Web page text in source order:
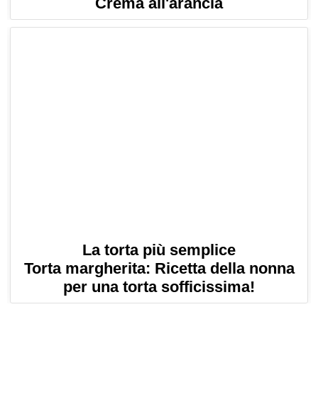
La torta più semplice
Torta margherita: Ricetta della nonna
per una torta sofficissima!